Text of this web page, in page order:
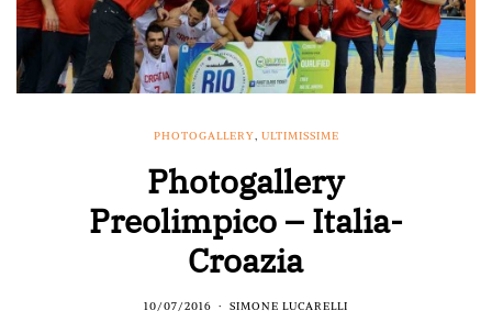
PHOTOGALLERY, ULTIMISSIME
Photogallery
Preolimpico – Italia-
Croazia
10/07/2016 SIMONE LUCARELLI